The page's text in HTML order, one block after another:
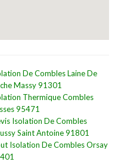
De Combles Laine De
Massy 91301
Thermique Combles
95471
Isolation De Combles
Saint Antoine 91801
Isolation De Combles Orsay